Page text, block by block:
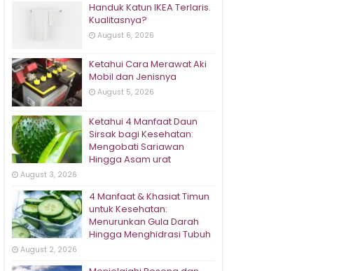
Handuk Katun IKEA Terlaris.
Kualitasnya?
August 6, 2026
Ketahui Cara Merawat Aki
Mobil dan Jenisnya
August 5, 2026
Ketahui 4 Manfaat Daun
Sirsak bagi Kesehatan:
Mengobati Sariawan
Hingga Asam urat
August 3, 2026
4 Manfaat & Khasiat Timun
untuk Kesehatan:
Menurunkan Gula Darah
Hingga Menghidrasi Tubuh
August 2, 2026